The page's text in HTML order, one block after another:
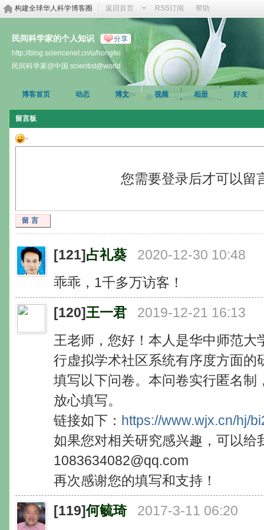
构建全球华人科学博客圈 返回首页 RSS订阅 帮助
民间科学家的个人知识 分享
http://blog.sciencenet.cn/u/hongfei
民间科学家@中国 scientist@world
博客首页 动态 博文 视频 相册 好友
留言板
您需要登录后才可以留
留言
[121]占礼葵
2020-12-30 10:48
乖乖，1千多万访客！
[120]王一君
2019-12-21 16:13
王老师，您好！本人是华中师范
行虚拟学术社区系统有序度方面
填写以下问卷。本问卷实行匿名
放心填写。
链接如下： https://www.wjx.cn/hj/
如果您对相关研究感兴趣，可以给
1083634082@qq.com
再次感谢您的填写和支持！
[119]何毓琦
2017-3-11 06:20